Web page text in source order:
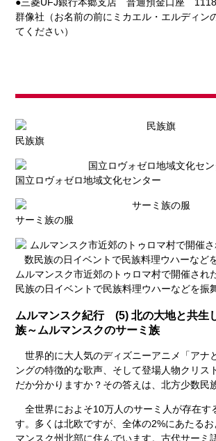
群像社（お名前の前にミカエル・エルディン
てください）
民族旗
国立ロヴォゼロ地域文化センター
サーミ族の服
ムルマンスク市近郊のトゥロマ村で開催され
民族の日イベントで民族料理ウハーなどを振
ムルマンスク紀行 (5) 北の大地と共生
族～ムルマンスクのサーミ族
世界的に大人気のディズニーアニメ「アナ
ングの特徴的な歌声、そして登場人物クリス
だか分かりますか？その答えは、北方少数民
全世界におよそ10万人のサーミ人が存在す
す。多くは北欧ですが、全体の2%にあたる
マンスク州北部に住んでいます。古代サーミ